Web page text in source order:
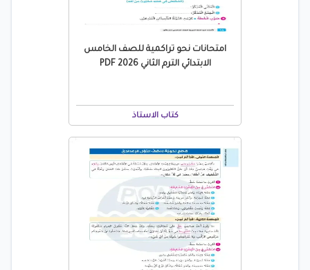
امتحانات نحو تراكمية للصف الخامس
الابتدائي الترم الثاني 2026 PDF
كتاب الاستاذ